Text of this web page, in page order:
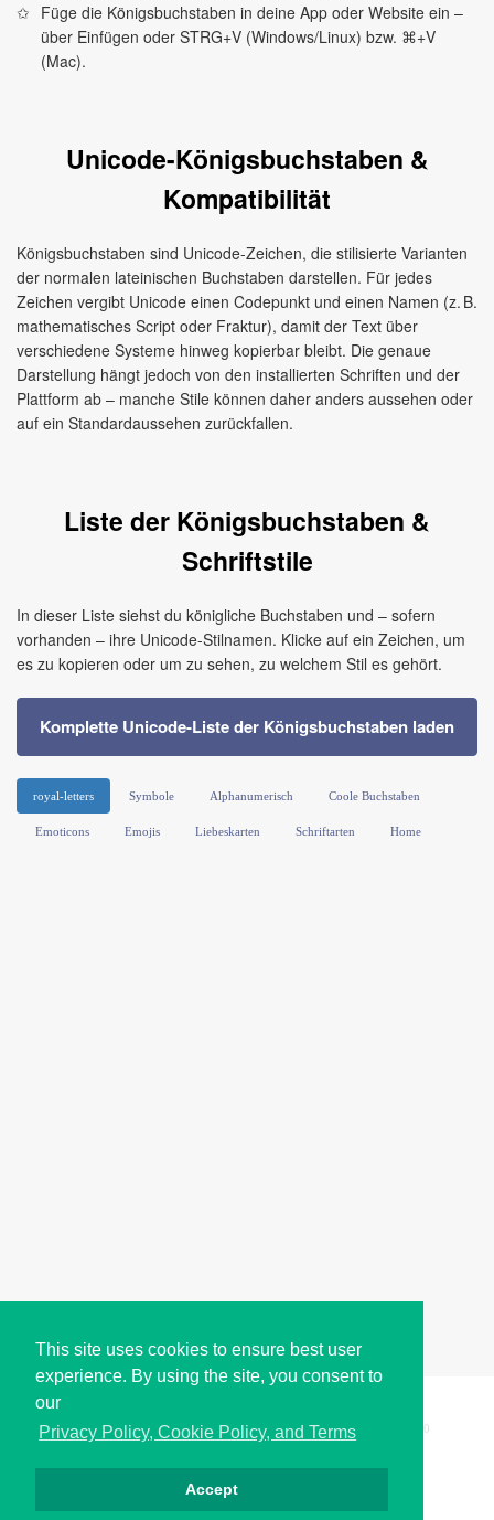
This site uses cookies to ensure best user
experience. By using the site, you consent to
our
Privacy Policy, Cookie Policy, and Terms
Accept
Füge die Königsbuchstaben in deine App oder Website ein –
über Einfügen oder STRG+V (Windows/Linux) bzw. ⌘+V
(Mac).
Unicode-Königsbuchstaben &
Kompatibilität
Königsbuchstaben sind Unicode-Zeichen, die stilisierte Varianten
der normalen lateinischen Buchstaben darstellen. Für jedes
Zeichen vergibt Unicode einen Codepunkt und einen Namen (z. B.
mathematisches Script oder Fraktur), damit der Text über
verschiedene Systeme hinweg kopierbar bleibt. Die genaue
Darstellung hängt jedoch von den installierten Schriften und der
Plattform ab – manche Stile können daher anders aussehen oder
auf ein Standardaussehen zurückfallen.
Liste der Königsbuchstaben &
Schriftstile
In dieser Liste siehst du königliche Buchstaben und – sofern
vorhanden – ihre Unicode-Stilnamen. Klicke auf ein Zeichen, um
es zu kopieren oder um zu sehen, zu welchem Stil es gehört.
Komplette Unicode-Liste der Königsbuchstaben laden
royal-letters Symbole Alphanumerisch Coole Buchstaben
Emoticons Emojis Liebeskarten Schriftarten Home
Copyright © i2Symbol 2011-2026, Sciweavers LLC 200
Privacy Cookies Terms Contact About